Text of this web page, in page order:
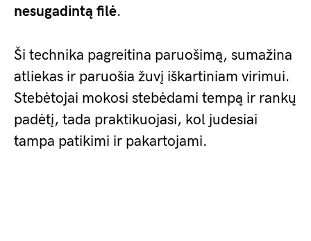
nesugadintą filė.
Ši technika pagreitina paruošimą, sumažina
atliekas ir paruošia žuvį iškartiniam virimui.
Stebėtojai mokosi stebėdami tempą ir rankų
padėtį, tada praktikuojasi, kol judesiai
tampa patikimi ir pakartojami.